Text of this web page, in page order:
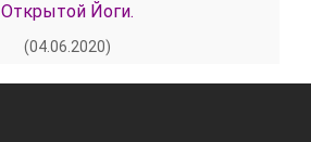
Открытой Йоги.
(04.06.2020)